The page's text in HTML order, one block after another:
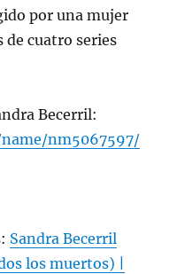
por una mujer
de cuatro series
Becerril:
nm5067597/
Sandra Becerril
los muertos) |